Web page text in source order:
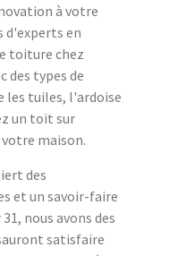
à votre
d'experts en
toiture chez
des types de
les tuiles, l'ardoise
un toit sur
maison.
des
et un savoir-faire
nous avons des
satisfaire